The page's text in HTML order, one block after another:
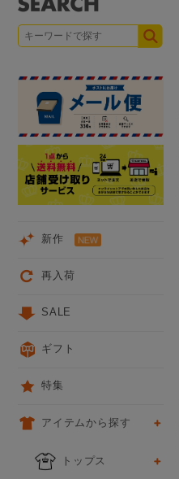
新作
再入荷
SALE
ギフト
特集
アイテムから探す
トップス